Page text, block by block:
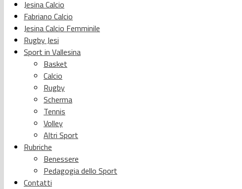
Jesina Calcio
Fabriano Calcio
Jesina Calcio Femminile
Rugby Jesi
Sport in Vallesina
Basket
Calcio
Rugby
Scherma
Tennis
Volley
Altri Sport
Rubriche
Benessere
Pedagogia dello Sport
Contatti